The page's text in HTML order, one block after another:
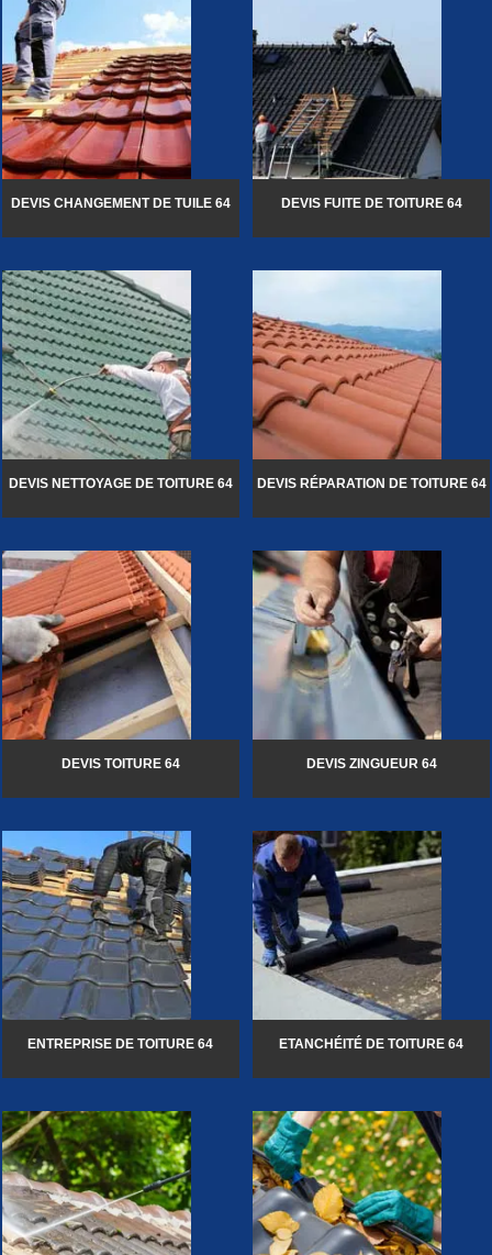
DEVIS CHANGEMENT DE TUILE 64 DEVIS FUITE DE TOITURE 64
DEVIS NETTOYAGE DE TOITURE 64 DEVIS RÉPARATION DE TOITURE 64
DEVIS TOITURE 64 DEVIS ZINGUEUR 64
ENTREPRISE DE TOITURE 64 ETANCHÉITÉ DE TOITURE 64